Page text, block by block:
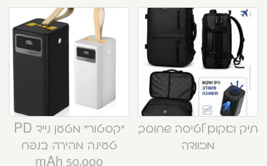
תיק ואקום לטיסה שחוסך
מזוודה
“קסטור” מטען נייד PD
טעינה מהירה בנפח
50,000 mAh